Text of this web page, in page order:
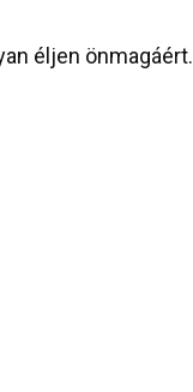
éljen önmagáért.